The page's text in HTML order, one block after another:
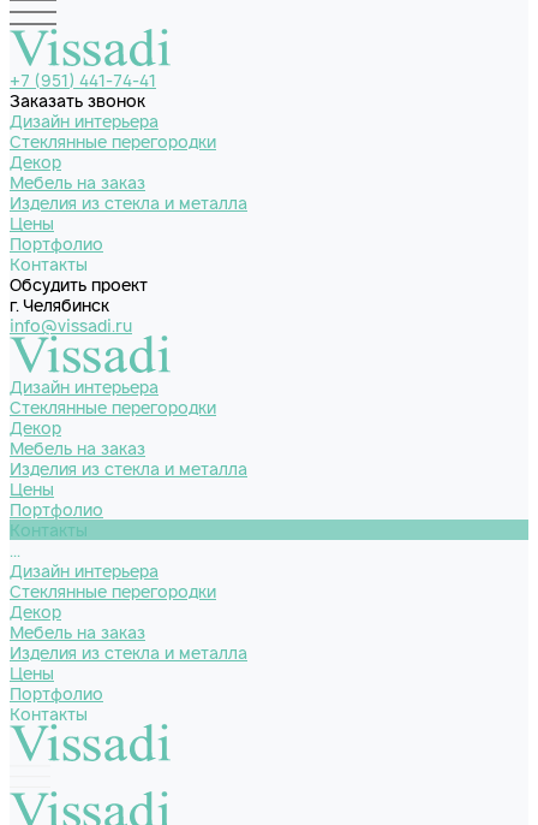
+7 (951) 441-74-41
Заказать звонок
Дизайн интерьера
Стеклянные перегородки
Декор
Мебель на заказ
Изделия из стекла и металла
Цены
Портфолио
Контакты
Обсудить проект
г. Челябинск
info@vissadi.ru
Дизайн интерьера
Стеклянные перегородки
Декор
Мебель на заказ
Изделия из стекла и металла
Цены
Портфолио
Контакты
...
Дизайн интерьера
Стеклянные перегородки
Декор
Мебель на заказ
Изделия из стекла и металла
Цены
Портфолио
Контакты